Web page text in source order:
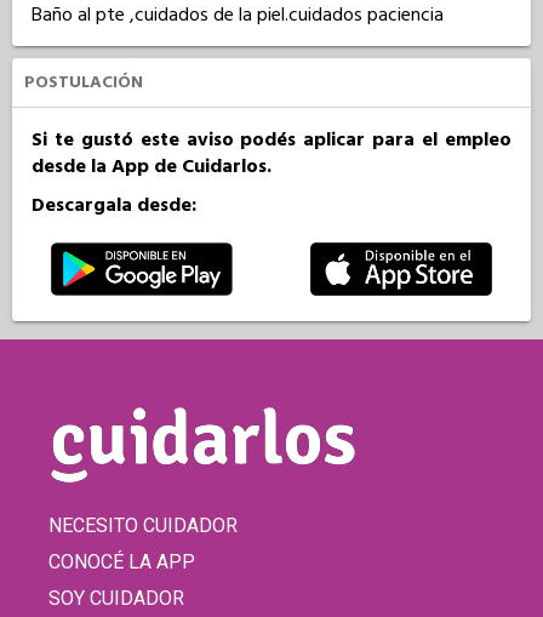
Baño al pte ,cuidados de la piel.cuidados paciencia
POSTULACIÓN
Si te gustó este aviso podés aplicar para el empleo
desde la App de Cuidarlos.
Descargala desde:
NECESITO CUIDADOR
CONOCÉ LA APP
SOY CUIDADOR